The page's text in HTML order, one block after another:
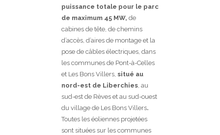
puissance totale pour le parc
de maximum 45 MW, de
cabines de tête, de chemins
d’accès, d’aires de montage et la
pose de câbles électriques, dans
les communes de Pont-à-Celles
et Les Bons Villers, situé au
nord-est de Liberchies, au
sud-est de Rèves et au sud-ouest
du village de Les Bons Villers.
Toutes les éoliennes projetées
sont situées sur les communes